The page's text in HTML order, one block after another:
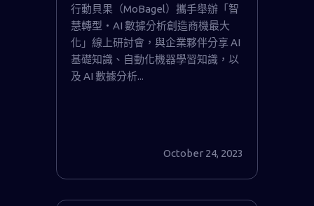
行動貝果（MoBagel）攜手舉辦「智
慧轉型‧AI 數據分析創造商機最大
化」線上研討會，與企業夥伴分享 AI
基礎知識、自動化機器學習知識，以
及 AI 數據分析...
October 24, 2023